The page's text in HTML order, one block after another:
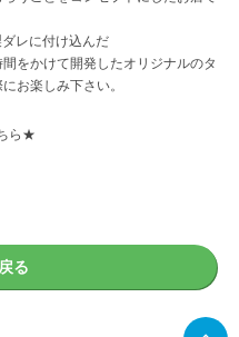
レに付け込んだ
をかけて開発したオリジナルのタ
お楽しみ下さい。
ら★
る